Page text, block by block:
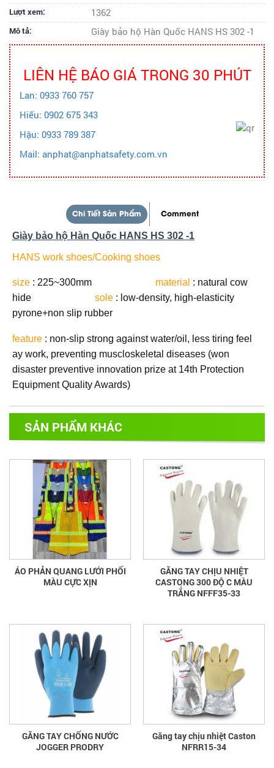
Lượt xem: 1362
Mô tả: Giày bảo hộ Hàn Quốc HANS HS 302 -1
LIÊN HỆ BÁO GIÁ TRONG 30 PHÚT
Lan: 0933 760 757
Hiếu: 0902 675 343
Hậu: 0933 789 387
Mail: anphat@anphatsafety.com.vn
Chi Tiết Sản Phẩm Comment
Giày bảo hộ Hàn Quốc HANS HS 302 -1
HANS work shoes/Cooking shoes
size : 225~300mm material : natural cow
hide
sole : low-density, high-elasticity
pyrone+non slip rubber
feature : non-slip strong against water/oil, less tiring feel
ay work, preventing muscloskeletal diseases (won
disaster preventive innovation prize at 14th Protection
Equipment Quality Awards)
SẢN PHẨM KHÁC
ÁO PHẢN QUANG LƯỚI PHỐI
MÀU CỰC XỊN
GĂNG TAY CHỊU NHIỆT
CASTONG 300 ĐỘ C MÀU
TRẮNG NFFF35-33
GĂNG TAY CHỐNG NƯỚC
JOGGER PRODRY
Găng tay chịu nhiệt Caston
NFRR15-34